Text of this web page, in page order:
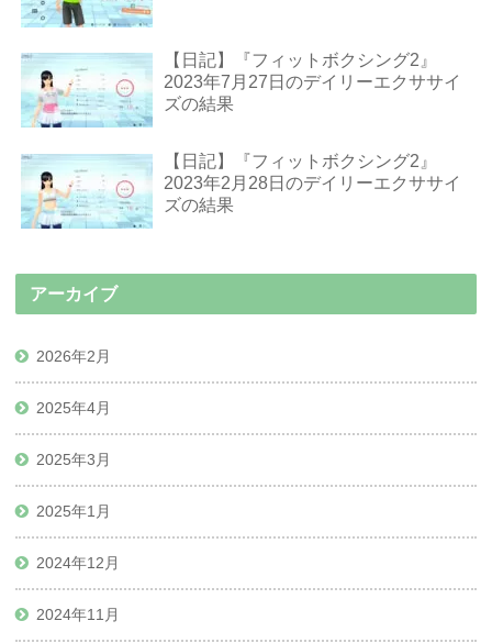
【日記】『フィットボクシング2』
2023年7月27日のデイリーエクササイ
ズの結果
【日記】『フィットボクシング2』
2023年2月28日のデイリーエクササイ
ズの結果
アーカイブ
2026年2月
2025年4月
2025年3月
2025年1月
2024年12月
2024年11月